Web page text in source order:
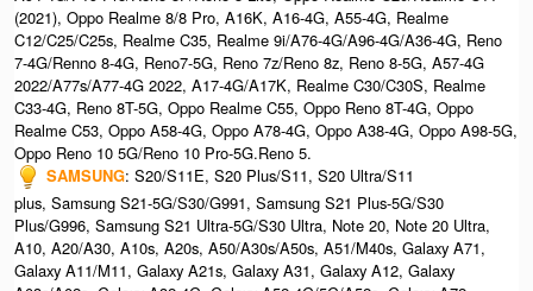
(2021), Oppo Realme 8/8 Pro, A16K, A16-4G, A55-4G, Realme
C12/C25/C25s, Realme C35, Realme 9i/A76-4G/A96-4G/A36-4G, Reno
7-4G/Renno 8-4G, Reno7-5G, Reno 7z/Reno 8z, Reno 8-5G, A57-4G
2022/A77s/A77-4G 2022, A17-4G/A17K, Realme C30/C30S, Realme
C33-4G, Reno 8T-5G, Oppo Realme C55, Oppo Reno 8T-4G, Oppo
Realme C53, Oppo A58-4G, Oppo A78-4G, Oppo A38-4G, Oppo A98-5G,
Oppo Reno 10 5G/Reno 10 Pro-5G.Reno 5.
SAMSUNG: S20/S11E, S20 Plus/S11, S20 Ultra/S11
plus, Samsung S21-5G/S30/G991, Samsung S21 Plus-5G/S30
Plus/G996, Samsung S21 Ultra-5G/S30 Ultra, Note 20, Note 20 Ultra,
A10, A20/A30, A10s, A20s, A50/A30s/A50s, A51/M40s, Galaxy A71,
Galaxy A11/M11, Galaxy A21s, Galaxy A31, Galaxy A12, Galaxy